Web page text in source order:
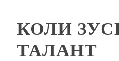
КОЛИ
ТАЛАНТ